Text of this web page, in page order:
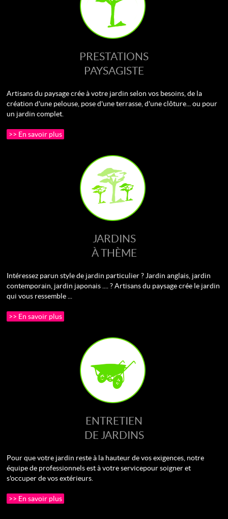
PRESTATIONS
PAYSAGISTE
Artisans du paysage crée à votre jardin selon vos besoins, de la
création d'une pelouse, pose d'une terrasse, d'une clôture... ou pour
un jardin complet.
>> En savoir plus
JARDINS
À THÈME
Intéressez par un style de jardin particulier ? Jardin anglais, jardin
contemporain, jardin japonais .... ? Artisans du paysage crée le jardin
qui vous ressemble ...
>> En savoir plus
ENTRETIEN
DE JARDINS
Pour que votre jardin reste à la hauteur de vos exigences, notre
équipe de professionnels est à votre service pour soigner et
s'occuper de vos extérieurs.
>> En savoir plus